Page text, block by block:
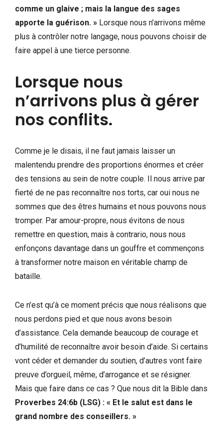
comme un glaive ; mais la langue des sages
apporte la guérison. » Lorsque nous n’arrivons même
plus à contrôler notre langage, nous pouvons choisir de
faire appel à une tierce personne.
Lorsque nous
n’arrivons plus à gérer
nos conflits.
Comme je le disais, il ne faut jamais laisser un
malentendu prendre des proportions énormes et créer
des tensions au sein de notre couple. Il nous arrive par
fierté de ne pas reconnaître nos torts, car oui nous ne
sommes que des êtres humains et nous pouvons nous
tromper. Par amour-propre, nous évitons de nous
remettre en question, mais à contrario, nous nous
enfonçons davantage dans un gouffre et commençons
à transformer notre maison en véritable champ de
bataille.
Ce n’est qu’à ce moment précis que nous réalisons que
nous perdons pied et que nous avons besoin
d’assistance. Cela demande beaucoup de courage et
d’humilité de reconnaître avoir besoin d’aide. Si certains
vont céder et demander du soutien, d’autres vont faire
preuve d’orgueil, même, d’arrogance et se résigner.
Mais que faire dans ce cas ? Que nous dit la Bible dans
Proverbes 24:6b (LSG) : « Et le salut est dans le
grand nombre des conseillers. »